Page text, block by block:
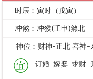
时辰：寅时（戊寅）
冲煞：冲猴(壬申)煞北
神位：财神-正北 喜神
订婚 嫁娶 求财